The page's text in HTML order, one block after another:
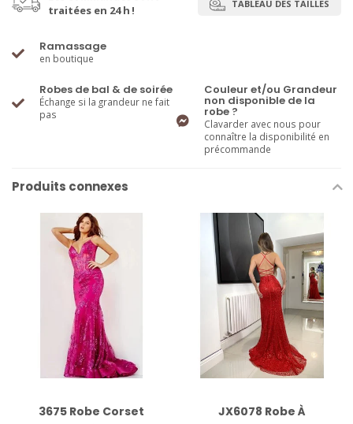
traitées en 24 h !
TABLEAU DES TAILLES
Ramassage
en boutique
Robes de bal & de soirée
Échange si la grandeur ne fait
pas
Couleur et/ou Grandeur
non disponible de la
robe ?
Clavarder avec nous pour
connaître la disponibilité en
précommande
Produits connexes
3675 Robe Corset
JX6078 Robe À